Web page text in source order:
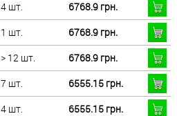
4 шт.
6768.9 грн.
1 шт.
6768.9 грн.
> 12 шт.
6768.9 грн.
7 шт.
6555.15 грн.
4 шт.
6555.15 грн.